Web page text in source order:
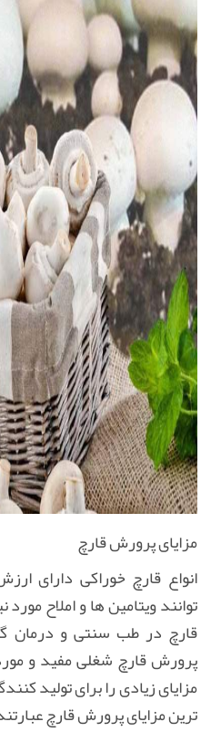
مزایای پرورش قارچ
انواع قارچ خوراکی دارای
توانند ویتامین ها و املاح
قارچ در طب سنتی و درمان
پرورش قارچ شغلی مفید و
مزایای زیادی را برای تولید
ترین مزایای پرورش قارچ